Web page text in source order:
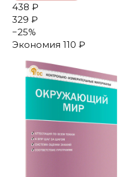
438 ₽
329 ₽
−25%
Экономия 110 ₽